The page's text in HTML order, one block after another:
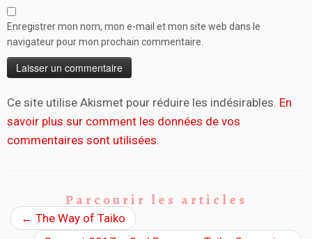
Enregistrer mon nom, mon e-mail et mon site web dans le
navigateur pour mon prochain commentaire.
Ce site utilise Akismet pour réduire les indésirables. En
savoir plus sur comment les données de vos
commentaires sont utilisées
Parcourir les articles
← The Way of Taiko